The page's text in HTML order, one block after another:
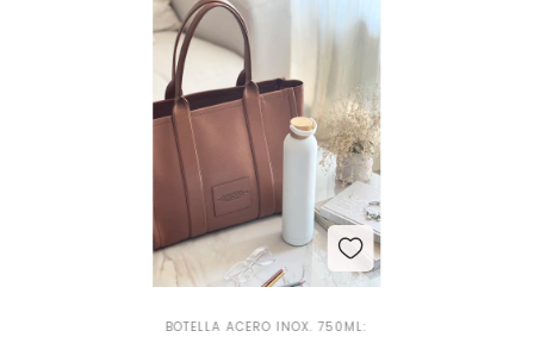
BOTELLA ACERO INOX. 750ML: